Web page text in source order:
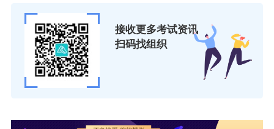
接收更多考试资讯
扫码找组织